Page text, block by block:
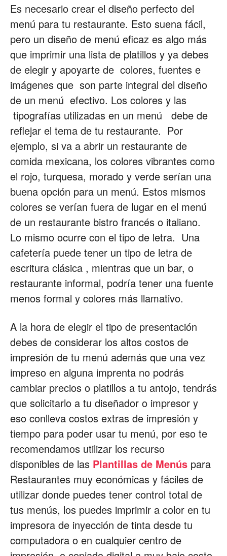
Es necesario crear el diseño perfecto del
menú para tu restaurante. Esto suena fácil,
pero un diseño de menú eficaz es algo más
que imprimir una lista de platillos y ya debes
de elegir y apoyarte de colores, fuentes e
imágenes que son parte integral del diseño
de un menú efectivo. Los colores y las
tipografías utilizadas en un menú debe de
reflejar el tema de tu restaurante. Por
ejemplo, si va a abrir un restaurante de
comida mexicana, los colores vibrantes como
el rojo, turquesa, morado y verde serían una
buena opción para un menú. Estos mismos
colores se verían fuera de lugar en el menú
de un restaurante bistro francés o italiano.
Lo mismo ocurre con el tipo de letra. Una
cafetería puede tener un tipo de letra de
escritura clásica , mientras que un bar, o
restaurante informal, podría tener una fuente
menos formal y colores más llamativo.
A la hora de elegir el tipo de presentación
debes de considerar los altos costos de
impresión de tu menú además que una vez
impreso en alguna imprenta no podrás
cambiar precios o platillos a tu antojo, tendrás
que solicitarlo a tu diseñador o impresor y
eso conlleva costos extras de impresión y
tiempo para poder usar tu menú, por eso te
recomendamos utilizar los recurso
disponibles de las Plantillas de Menús para
Restaurantes muy económicas y fáciles de
utilizar donde puedes tener control total de
tus menús, los puedes imprimir a color en tu
impresora de inyección de tinta desde tu
computadora o en cualquier centro de